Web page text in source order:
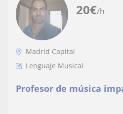
20€/h
Madrid Capital
Lenguaje Musical
Profesor de música